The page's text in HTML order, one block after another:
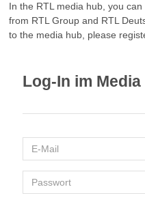
In the RTL media hub, you
from RTL Group and RTL
to the media hub, please
Log-In im Media